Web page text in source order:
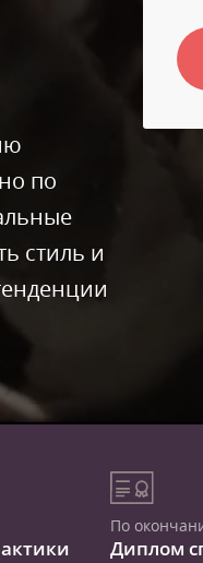
по
стиль и
По
Диплом